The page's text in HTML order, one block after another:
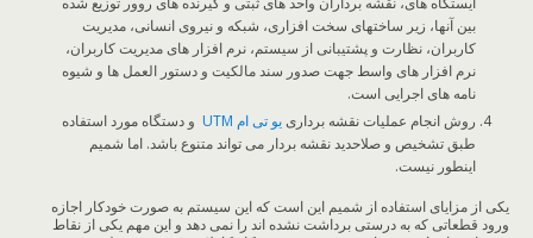
بین آنها، زیر ساختهای سخت افزاری، شبکه و نیروی انسانی، مدیریت
کاربران، نظارت و پشتیبانی از سیستم، نرم افزار های مدیریت کاربران،
نرم افزار های واسط جهت صدور سند مالکیت و دستور العمل ها و شیوه
نامه های اجرایی است.
روش انجام عملیات نقشه بردارییو تی ام UTM و دستگاه مورد استفاده
طبق تشخیص و صلاحدید نقشه بردار می تواند متنوع باشد. اما شمیم
اینطور نیست.
یکی از مزایای استفاده از شمیم این است که این سیستم به صورت خودکار اجازه
ورود قطعاتی که به درستی برداشت نشده اند را نمی دهد و این مهم یکی از نقاط